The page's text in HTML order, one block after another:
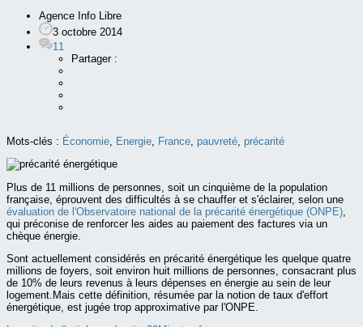
Agence Info Libre
3 octobre 2014
11
Partager :
Mots-clés : Économie, Energie, France, pauvreté, précarité
Plus de 11 millions de personnes, soit un cinquième de la population
française, éprouvent des difficultés à se chauffer et s'éclairer, selon une
évaluation de l'Observatoire national de la précarité énergétique (ONPE),
qui préconise de renforcer les aides au paiement des factures via un
chèque énergie.
Sont actuellement considérés en précarité énergétique les quelque quatre
millions de foyers, soit environ huit millions de personnes, consacrant plus
de 10% de leurs revenus à leurs dépenses en énergie au sein de leur
logement.Mais cette définition, résumée par la notion de taux d'effort
énergétique, est jugée trop approximative par l'ONPE.